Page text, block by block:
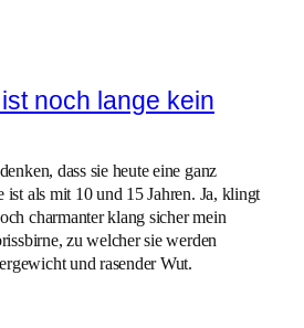
noch lange kein
dass sie heute eine ganz
ist als mit 10 und 15 Jahren. Ja, klingt
charmanter klang sicher mein
zu welcher sie werden
und rasender Wut.